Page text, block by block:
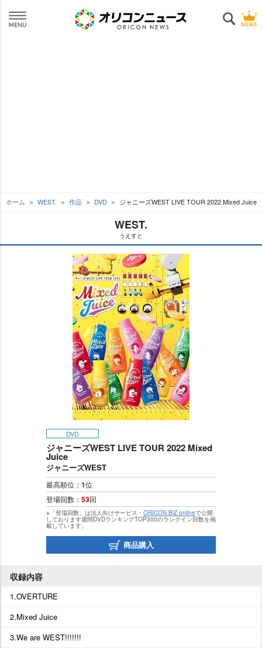
ホーム WEST. 作品 DVD ジャニーズWEST LIVE TOUR 2022 Mixed Juice
WEST.
うえすと
DVD
ジャニーズWEST LIVE TOUR 2022 Mixed
Juice
ジャニーズWEST
最高順位： 1位
登場回数： 53回
※「登場回数」は法人向けサービス・ ORICON BiZ onlineで公開
しております週間DVDランキングTOP300のランクイン回数を掲
載しています。
商品購入
収録内容
1.OVERTURE
2.Mixed Juice
3.We are WEST!!!!!!!